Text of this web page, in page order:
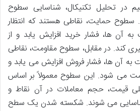
در تحلیل تکنیکال، شناسایی سطوح
حمایت، نقاطی هستند که انتظار
آن ها، فشار خرید افزایش یابد و از
کند. در مقابل، سطوح مقاومت، نقاطی
آن ها، فشار فروش افزایش می یابد و
می شود. این سطوح معمولاً بر اساس
قیمت، حجم معاملات در آن نقاط و
می شوند. شکسته شدن یک سطح